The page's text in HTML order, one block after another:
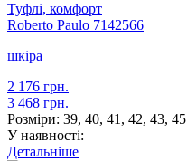
Туфлі, комфорт
Roberto Paulo 7142566
шкіра
2 176 грн.
3 468 грн.
Розміри: 39, 40, 41, 42, 43, 45
У наявності:
Детальніше